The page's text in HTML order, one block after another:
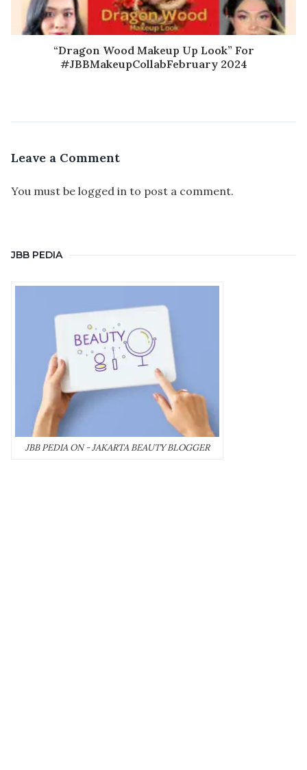
“Dragon Wood Makeup Up Look” For
#JBBMakeupCollabFebruary 2024
Leave a Comment
You must be logged in to post a comment.
JBB PEDIA
JBB PEDIA ON - JAKARTA BEAUTY BLOGGER